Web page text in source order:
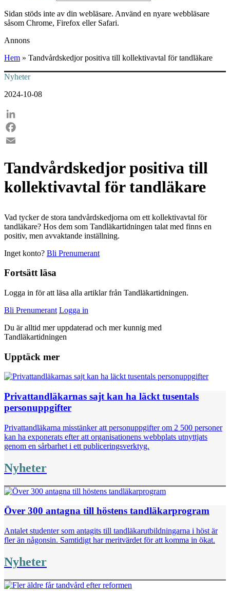
Sidan stöds inte av din webläsare. Använd en nyare webbläsare
såsom Chrome, Firefox eller Safari.
Annons
Hem » Tandvårdskedjor positiva till kollektivavtal för tandläkare
Nyheter
2024-10-08
LinkedIn
Facebook
Tandvårdskedjor positiva till
kollektivavtal för tandläkare
Vad tycker de stora tandvårdskedjorna om ett kollektivavtal för
tandläkare? Hos dem som Tandläkartidningen talat med finns en
positiv, men avvaktande inställning.
Inget konto? Bli Prenumerant
Fortsätt läsa
Logga in för att läsa alla artiklar från Tandläkartidningen.
Bli Prenumerant Logga in
Du är alltid mer uppdaterad och mer kunnig med
Tandläkartidningen
Upptäck mer
Privattandläkarnas sajt kan ha läckt tusentals
personuppgifter
Privattandläkarna misstänker att personuppgifter om 2 500 personer
kan ha exponerats efter att organisationens webbplats utnyttjats
genom en sårbarhet i ett publiceringsverktyg.
Nyheter
Över 300 antagna till höstens tandläkarprogram
Antalet studenter som antagits till tandläkarutbildningarna i höst är
fler än någonsin. Samtidigt har meritvärdet för att komma in ökat.
Nyheter